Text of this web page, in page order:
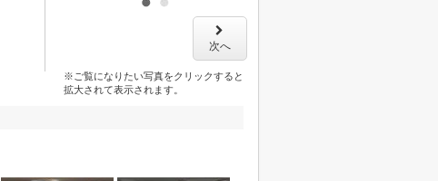
次へ
※ご覧になりたい写真をクリックすると
拡大されて表示されます。